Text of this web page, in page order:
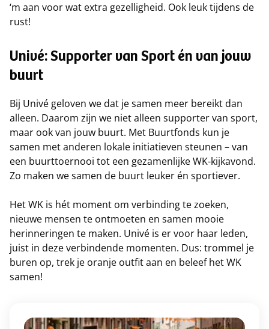
‘m aan voor wat extra gezelligheid. Ook leuk tijdens de
rust!
Univé: Supporter van Sport én van jouw
buurt
Bij Univé geloven we dat je samen meer bereikt dan
alleen. Daarom zijn we niet alleen supporter van sport,
maar ook van jouw buurt. Met Buurtfonds kun je
samen met anderen lokale initiatieven steunen – van
een buurttoernooi tot een gezamenlijke WK-kijkavond.
Zo maken we samen de buurt leuker én sportiever.
Het WK is hét moment om verbinding te zoeken,
nieuwe mensen te ontmoeten en samen mooie
herinneringen te maken. Univé is er voor haar leden,
juist in deze verbindende momenten. Dus: trommel je
buren op, trek je oranje outfit aan en beleef het WK
samen!